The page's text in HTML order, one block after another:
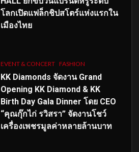
โลกเปิดแฟล็กชิปสโตร์แห่งแรกใน
เมืองไทย
EVENT & CONCERT FASHION
KK Diamonds จัดงาน Grand
Opening KK Diamond & KK
Birth Day Gala Dinner โดย CEO
“คุณกุ๊กไก่ รวิสรา” จัดงานโชว์
เครื่องเพชรมูลค่าหลายล้านบาท